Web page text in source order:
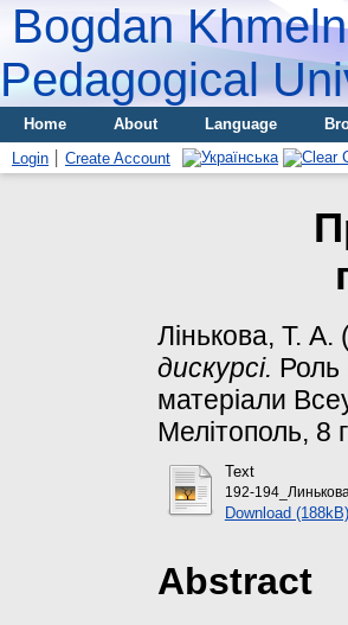
Bogdan
Pedagogical
Home About Language
Login
Create Account
Лінькова, Т. А.
дискурсі. Роль
матеріали
Мелітополь, 8
Text
192-
Download (188kB)
Abstract